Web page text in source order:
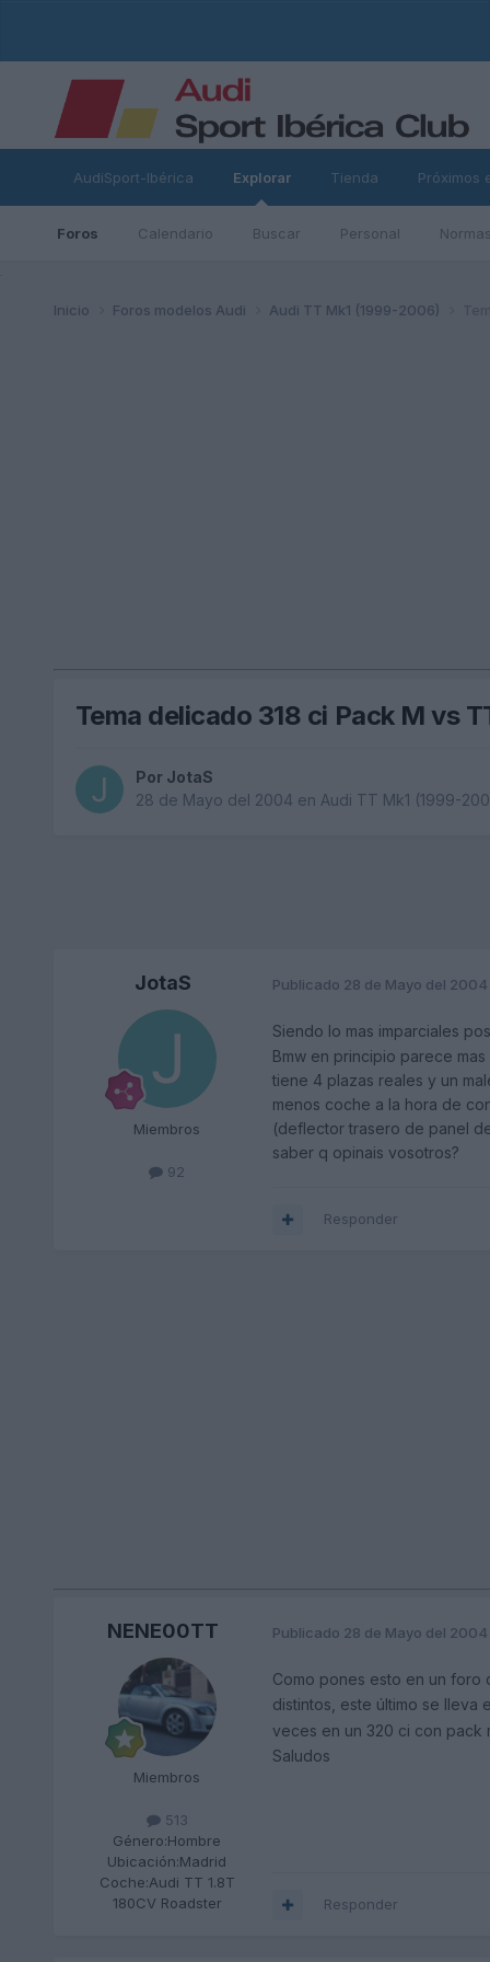
AudiSport-Ibérica Explorar
Foros Calendario Buscar Personal
Tienda Próximos
Inicio Foros modelos Audi Audi TT Mk1 (1999-2006)
Tema delicado 318 ci Pack M vs
Por JotaS
28 de Mayo del 2004 en Audi TT Mk1 (1999-
JotaS
Miembros
92
Publicado 28 de Mayo del 2004
Siendo lo mas imparciales
Bmw en principio parece
tiene 4 plazas reales y un
menos coche a la hora de
(deflector trasero de panel
saber q opinais vosotros?
Responder
NENE00TT
Miembros
513
Género:Hombre
Ubicación:Madrid
Coche:Audi TT 1.8T
180CV Roadster
Publicado 28 de Mayo del 2004
Como pones esto en un foro
distintos, este último se lleva
veces en un 320 ci con pack
Saludos
Responder